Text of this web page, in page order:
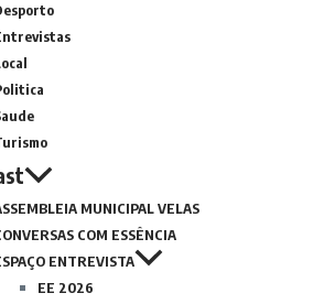
MUNICIPAL VELAS
COM ESSÊNCIA
ENTREVISTA
EE 2026